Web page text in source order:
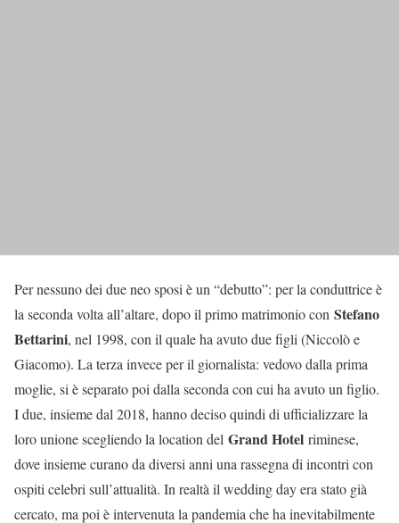
Per nessuno dei due neo sposi è un “debutto”: per la conduttrice è
la seconda volta all’altare, dopo il primo matrimonio con Stefano
Bettarini, nel 1998, con il quale ha avuto due figli (Niccolò e
Giacomo). La terza invece per il giornalista: vedovo dalla prima
moglie, si è separato poi dalla seconda con cui ha avuto un figlio.
I due, insieme dal 2018, hanno deciso quindi di ufficializzare la
loro unione scegliendo la location del Grand Hotel riminese,
dove insieme curano da diversi anni una rassegna di incontri con
ospiti celebri sull’attualità. In realtà il wedding day era stato già
cercato, ma poi è intervenuta la pandemia che ha inevitabilmente